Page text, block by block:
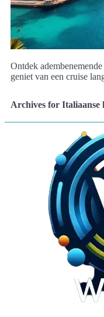
Ontdek
geniet van een cruise
Archives for Italiaanse